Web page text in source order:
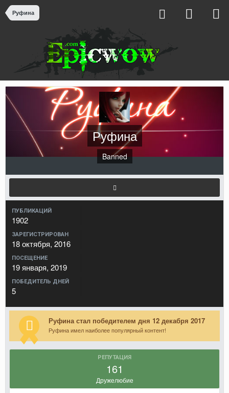
Руфина
Руфина
Banned
ПУБЛИКАЦИЙ
1902
ЗАРЕГИСТРИРОВАН
18 октября, 2016
ПОСЕЩЕНИЕ
19 января, 2019
ПОБЕДИТЕЛЬ ДНЕЙ
5
Руфина стал победителем дня 12 декабря 2017
Руфина имел наиболее популярный контент!
РЕПУТАЦИЯ
161
Дружелюбие